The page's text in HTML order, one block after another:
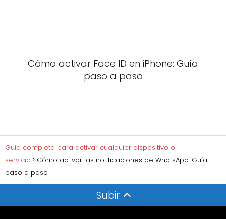
Cómo activar Face ID en iPhone: Guía
paso a paso
Guía completa para activar cualquier dispositivo o
servicio
Cómo activar las notificaciones de WhatsApp: Guía
paso a paso
Subir